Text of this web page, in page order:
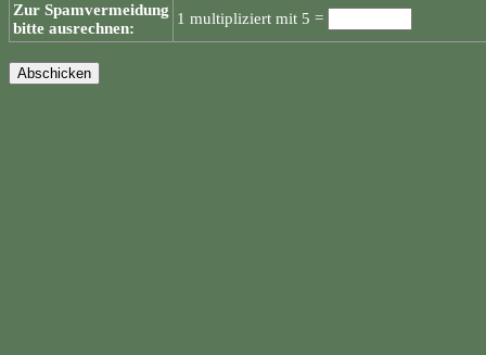
Zur Spamvermeidung
bitte ausrechnen:
1 multipliziert mit 5 =